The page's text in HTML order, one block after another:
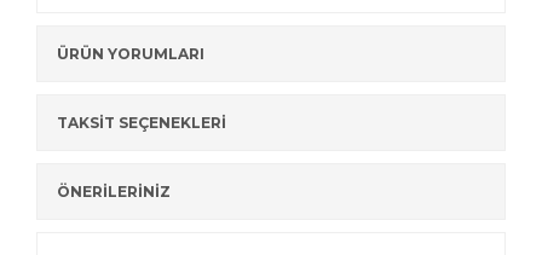
ÜRÜN YORUMLARI
TAKSİT SEÇENEKLERİ
ÖNERİLERİNİZ